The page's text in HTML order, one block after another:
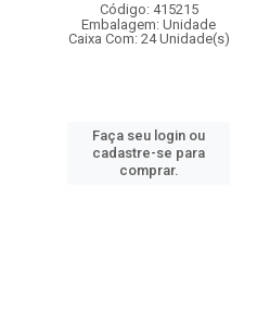
Código: 415215
Embalagem: Unidade
Caixa Com: 24 Unidade(s)
Faça seu login ou
cadastre-se para
comprar.